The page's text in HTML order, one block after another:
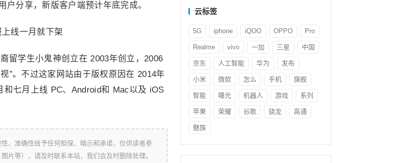
分享，新版客户端预计年底完成。
留学生小鬼神创立在 2003年创立，2006
”。不过这家网站由于版权原因在 2014年
七月上线 PC、Android和 Mac以及 iOS
、准确性给予任何担保、暗示和承诺，仅供读者参
片等），请及时联系本站，我们会及时删除处理。
云标签
5G iphone iQOO OPPO Pro
Realme vivo 一加 三星 中国
京东 人工智能 华为 发布
小米 微软 怎么 手机 旗舰
智能 曝光 机器人 游戏 系列
苹果 荣耀 谷歌 骁龙 高通
魅族